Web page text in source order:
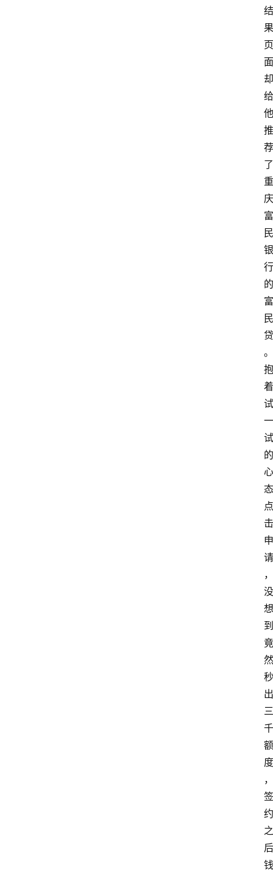
结
果
页
面
却
给
他
推
荐
了
重
庆
富
民
银
行
的
富
民
贷
。
抱
着
试
一
试
的
心
态
点
击
申
请
，
没
想
到
竟
然
秒
出
三
千
额
度
，
签
约
之
后
钱